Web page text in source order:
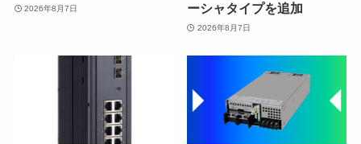
2026年8月7日
ーシャタイプを追加
2026年8月7日